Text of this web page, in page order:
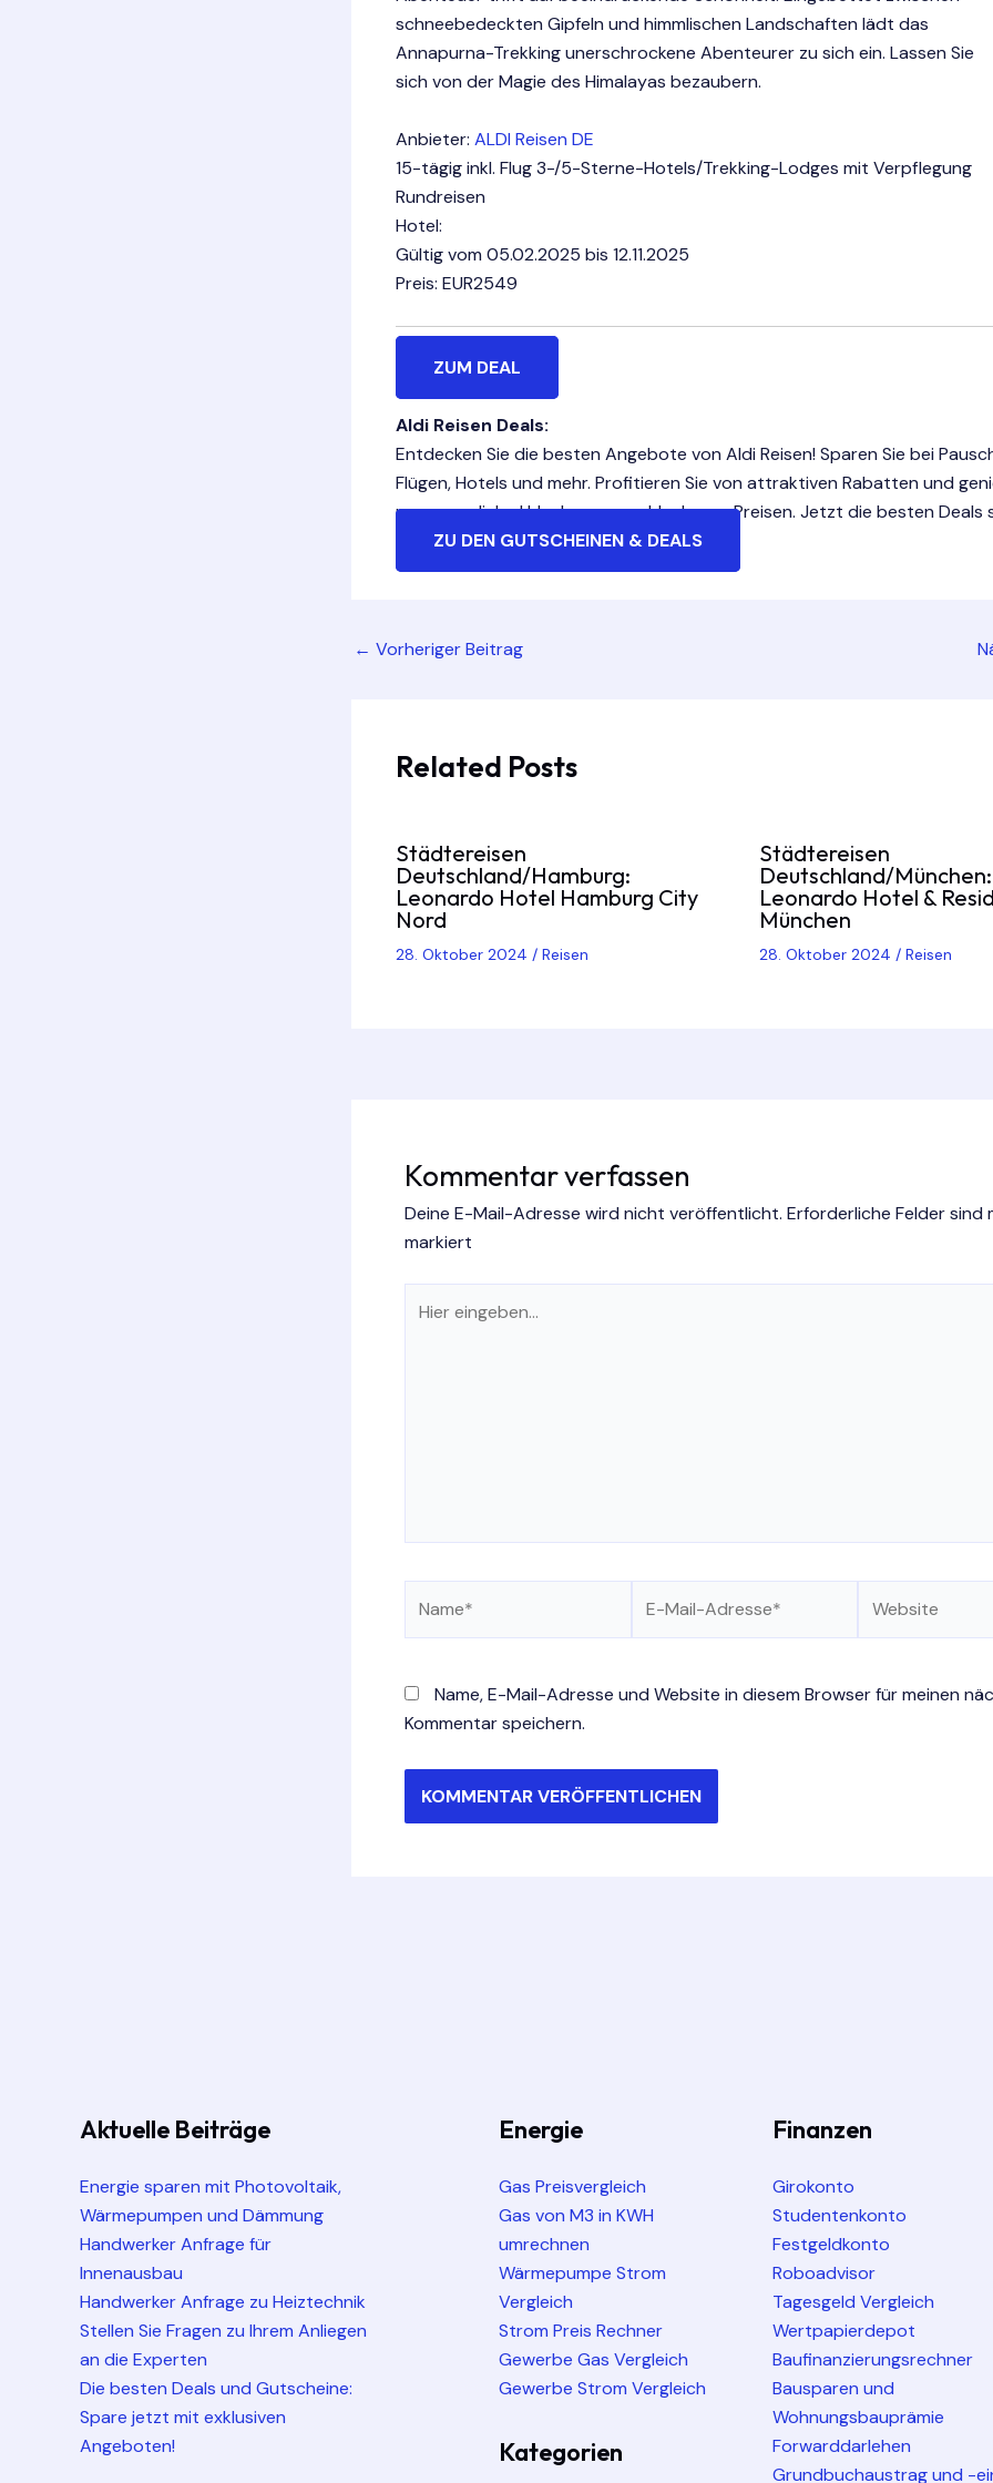
schneebedeckten Gipfeln und himmlischen Landschaften lädt das
Annapurna-Trekking unerschrockene Abenteurer zu sich ein. Lassen Sie
sich von der Magie des Himalayas bezaubern.
Anbieter: ALDI Reisen DE
15-tägig inkl. Flug 3-/5-Sterne-Hotels/Trekking-Lodges mit Verpflegung
Rundreisen
Hotel:
Gültig vom 05.02.2025 bis 12.11.2025
Preis: EUR2549
ZUM DEAL
Aldi Reisen Deals:
Entdecken Sie die besten Angebote von Aldi Reisen! Sparen Sie bei
Flügen, Hotels und mehr. Profitieren Sie von attraktiven Rabatten und
unvergessliche Urlaube zu unschlagbaren Preisen. Jetzt die besten Deals
ZU DEN GUTSCHEINEN & DEALS
Post
← Vorheriger Beitrag
Related Posts
Städtereisen
Deutschland/Hamburg:
Leonardo Hotel Hamburg City
Nord
28. Oktober 2024 / Reisen
Städtereisen
Deutschland/München:
Leonardo Hotel &
München
28. Oktober 2024 / Reisen
Kommentar verfassen
Deine E-Mail-Adresse wird nicht veröffentlicht. Erforderliche Felder sind
markiert
eingeben…
Mail-
Name, E-Mail-Adresse und Website in diesem Browser für meinen
Kommentar speichern.
Aktuelle Beiträge
Energie sparen mit Photovoltaik,
Wärmepumpen und Dämmung
Handwerker Anfrage für
Innenausbau
Handwerker Anfrage zu Heiztechnik
Stellen Sie Fragen zu Ihrem Anliegen
an die Experten
Die besten Deals und Gutscheine:
Spare jetzt mit exklusiven
Angeboten!
Energie
Gas Preisvergleich
Gas von M3 in KWH
umrechnen
Wärmepumpe Strom
Vergleich
Strom Preis Rechner
Gewerbe Gas Vergleich
Gewerbe Strom Vergleich
Kategorien
Finanzen
Girokonto
Studentenkonto
Festgeldkonto
Roboadvisor
Tagesgeld Vergleich
Wertpapierdepot
Baufinanzierungsrechner
Bausparen und
Wohnungsbauprämie
Forwarddarlehen
Grundbuchaustrag und -